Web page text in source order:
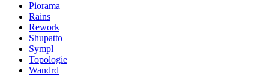
Piorama
Rains
Rework
Shupatto
Sympl
Topologie
Wandrd